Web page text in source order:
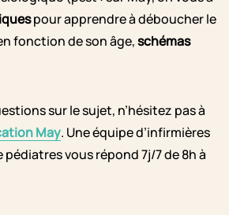
pour apprendre à déboucher le
fonction de son âge,schémas
sur le sujet, n’hésitez pas à
May. Une équipe d’infirmières
vous répond 7j/7 de 8h à